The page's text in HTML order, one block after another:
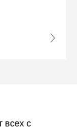
Next
всех с